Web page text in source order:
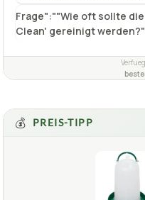
Frage":""Wie oft sollte
Clean' gereinigt werden?"
💰 PREIS-TIPP